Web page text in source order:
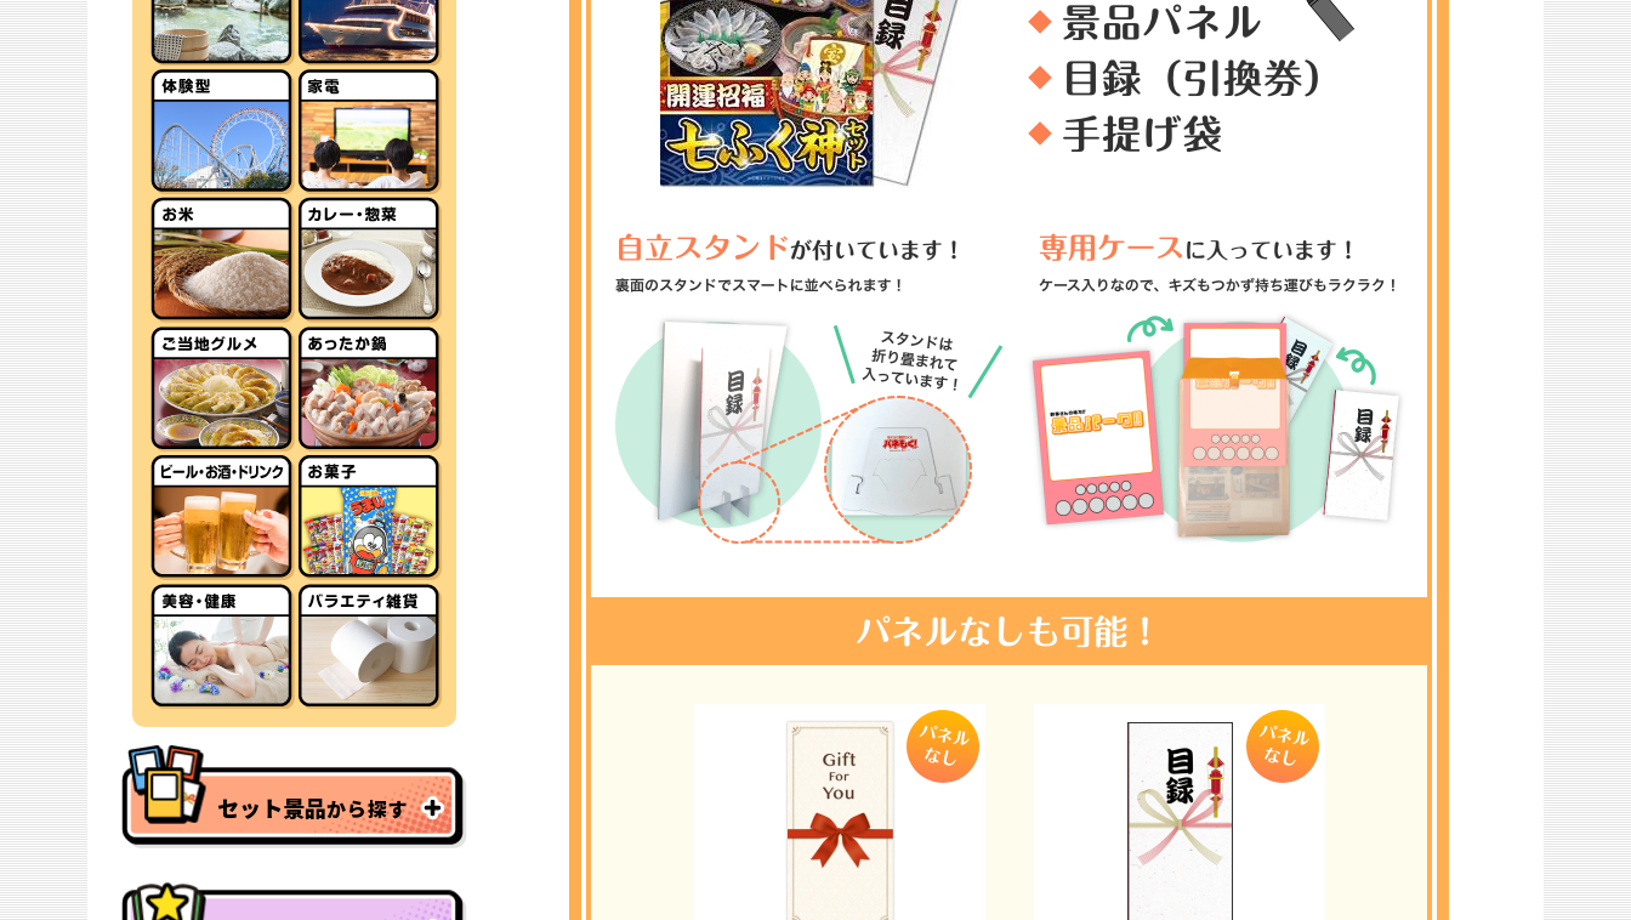
セット景品から探す